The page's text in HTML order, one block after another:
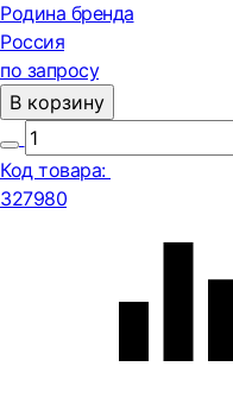
Родина бренда
Россия
по запросу
В корзину
Код товара:
327980